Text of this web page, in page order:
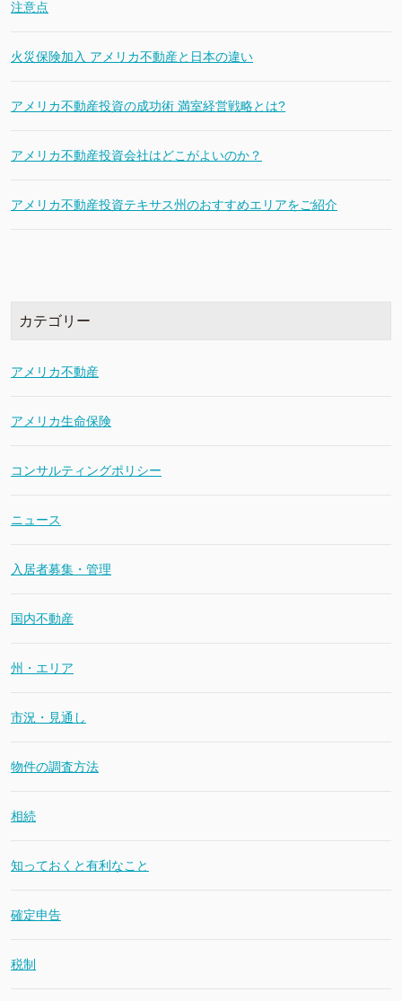
注意点
火災保険加入 アメリカ不動産と日本の違い
アメリカ不動産投資の成功術 満室経営戦略とは?
アメリカ不動産投資会社はどこがよいのか？
アメリカ不動産投資テキサス州のおすすめエリアをご紹介
カテゴリー
アメリカ不動産
アメリカ生命保険
コンサルティングポリシー
ニュース
入居者募集・管理
国内不動産
州・エリア
市況・見通し
物件の調査方法
相続
知っておくと有利なこと
確定申告
税制